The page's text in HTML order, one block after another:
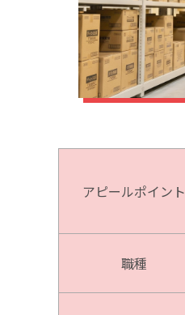
アピールポイント
職種